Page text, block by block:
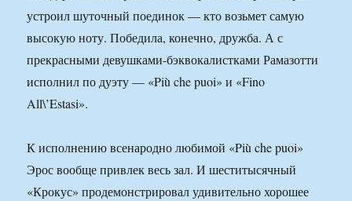
устроил шуточный поединок — кто возьмет самую
высокую ноту. Победила, конечно, дружба. А с
прекрасными девушками-бэквокалистками Рамазотти
исполнил по дуэту — «Più che puoi» и «Fino
All\’Estasi».
К исполнению всенародно любимой «Più che puoi»
Эрос вообще привлек весь зал. И шеститысячный
«Крокус» продемонстрировал удивительно хорошее